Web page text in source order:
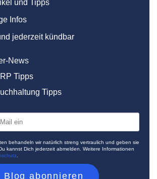
und Tipps
Infos
jederzeit kündbar
News
Tipps
Tipps
behandeln wir natürlich streng vertraulich und geben sie
kannst Dich jederzeit abmelden. Weitere Informationen